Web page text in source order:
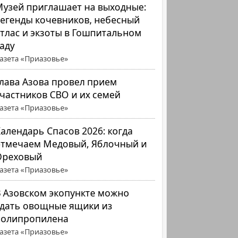
приглашает на выходные:
кочевников, небесный
и экзоты в Гошпитальном
«Приазовье»
Азова провел прием
СВО и их семей
«Приазовье»
Спасов 2026: когда
Медовый, Яблочный и
«Приазовье»
Азовском экопункте можно
овощные ящики из
«Приазовье»